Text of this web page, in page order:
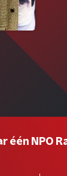
één NPO